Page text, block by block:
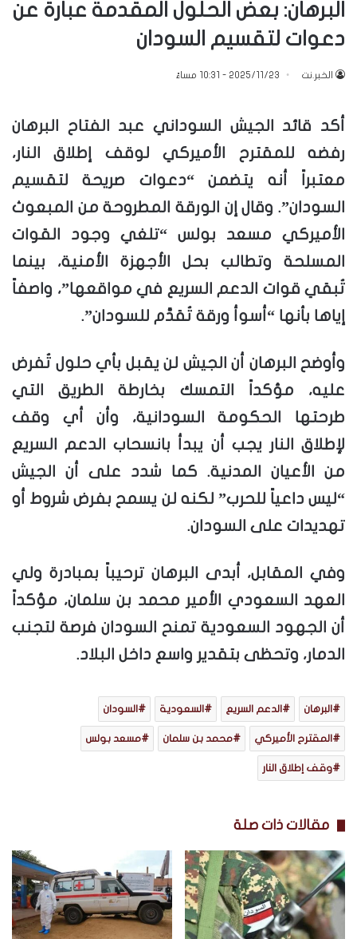
البرهان: بعض الحلول المقدمة عبارة عن
دعوات لتقسيم السودان
الخبر.نت 2025/11/23 - 10:31 مساءً
أكد قائد الجيش السوداني عبد الفتاح البرهان
رفضه للمقترح الأميركي لوقف إطلاق النار،
معتبراً أنه يتضمن “دعوات صريحة لتقسيم
السودان”. وقال إن الورقة المطروحة من المبعوث
الأميركي مسعد بولس “تلغي وجود القوات
المسلحة وتطالب بحل الأجهزة الأمنية، بينما
تُبقي قوات الدعم السريع في مواقعها”، واصفاً
إياها بأنها “أسوأ ورقة تُقدَّم للسودان”.
وأوضح البرهان أن الجيش لن يقبل بأي حلول تُفرض
عليه، مؤكداً التمسك بخارطة الطريق التي
طرحتها الحكومة السودانية، وأن أي وقف
لإطلاق النار يجب أن يبدأ بانسحاب الدعم السريع
من الأعيان المدنية. كما شدد على أن الجيش
“ليس داعياً للحرب” لكنه لن يسمح بفرض شروط أو
تهديدات على السودان.
وفي المقابل، أبدى البرهان ترحيباً بمبادرة ولي
العهد السعودي الأمير محمد بن سلمان، مؤكداً
أن الجهود السعودية تمنح السودان فرصة لتجنب
الدمار، وتحظى بتقدير واسع داخل البلاد.
البرهان الدعم السريع السعودية السودان
المقترح الأميركي محمد بن سلمان مسعد بولس
وقف إطلاق النار
مقالات ذات صلة